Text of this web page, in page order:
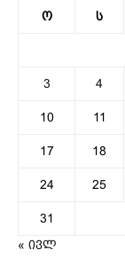
ო ს
3 4
10 11
17 18
24 25
31
« ივლ